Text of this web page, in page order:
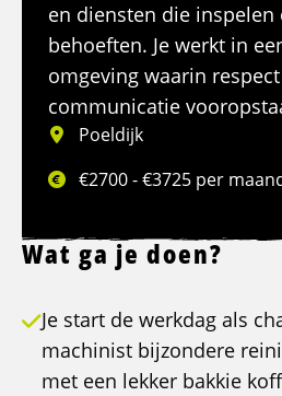
en diensten die
behoeften. Je werkt in
omgeving waarin
communicatie
Poeldijk
€2700 - €3725 per
Wat ga je doen?
Je start de werkdag als
machinist bijzondere
met een lekker bakkie